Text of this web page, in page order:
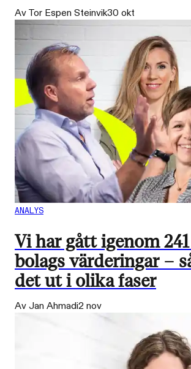
Av Tor Espen Steinvik30 okt
ANALYS
Vi har gått igenom
bolags värderingar –
det ut i olika faser
Av Jan Ahmadi2 nov